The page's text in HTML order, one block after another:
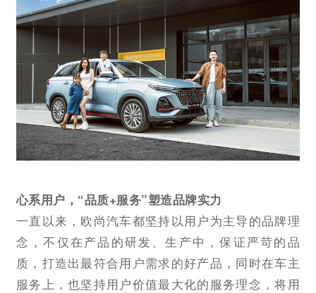
心系用户，“品质+服务”塑造品牌实力
一直以来，欧尚汽车都坚持以用户为主导的品牌理
念，不仅在产品的研发、生产中，保证严苛的品
质，打造出最符合用户需求的好产品，同时在车主
服务上，也坚持用户价值最大化的服务理念，将用